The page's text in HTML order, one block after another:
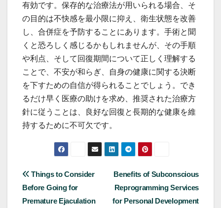
有効です。保存的な治療法が用いられる場合、そ
の目的は不快感を最小限に抑え、衛生状態を改善
し、合併症を予防することにあります。手術と聞
くと恐ろしく感じるかもしれませんが、その手順
や利点、そして回復期間について正しく理解する
ことで、不安が和らぎ、自身の健康に関する決断
を下すための自信が得られることでしょう。でき
るだけ早く医療の助けを求め、推奨された治療方
針に従うことは、良好な回復と長期的な健康を維
持するために不可欠です。
Post
navigation
Benefits of Subconscious
Reprogramming Services
for Personal Development
Things to Consider
Before Going for
Premature Ejaculation